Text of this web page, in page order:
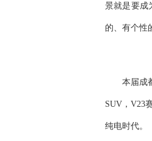
景就是要成
的、有个性
本届成
SUV，V23
纯电时代。